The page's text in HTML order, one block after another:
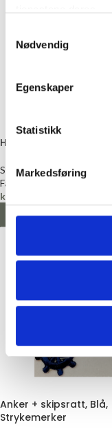
Nødvendig
Egenskaper
Statistikk
Markedsføring
Hund, Strykemerke
Strykemerker
Fantasy
kr
LEGG I HANDLEKURV
Anker + skipsratt, Blå,
Strykemerker